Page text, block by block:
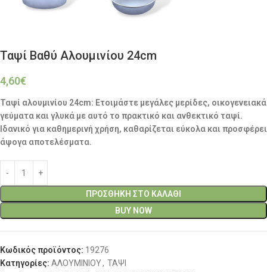
Ταψί Βαθύ Αλουμινίου 24cm
4,60€
Ταψί αλουμινίου 24cm: Ετοιμάστε μεγάλες μερίδες, οικογενειακά
γεύματα και γλυκά με αυτό το πρακτικό και ανθεκτικό ταψί.
Ιδανικό για καθημερινή χρήση, καθαρίζεται εύκολα και προσφέρει
άψογα αποτελέσματα.
ΠΡΟΣΘΉΚΗ ΣΤΟ ΚΑΛΆΘΙ
BUY NOW
Κωδικός προϊόντος: 19276
Κατηγορίες: ΑΛΟΥΜΙΝΙΟΥ, ΤΑΨΙ